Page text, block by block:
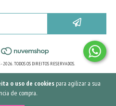
o uso de cookies para agilizar a sua
de compra.
2026. TODOS OS DIREITOS RESERVADOS.